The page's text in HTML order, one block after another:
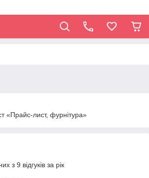
«Прайс-лист, фурнітура»
з 9 відгуків за рік